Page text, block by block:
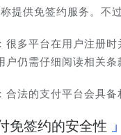
提供免签约服务。不
：很多平台在用户注册
户仍需仔细阅读相关条
：合法的支付平台会具
免签约的安全性